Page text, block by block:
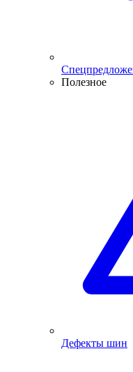
Полезное
Дефекты шин